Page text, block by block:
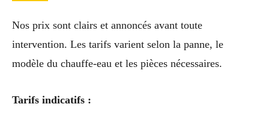
Nos prix sont clairs et annoncés avant toute
intervention. Les tarifs varient selon la panne, le
modèle du chauffe-eau et les pièces nécessaires.
Tarifs indicatifs :